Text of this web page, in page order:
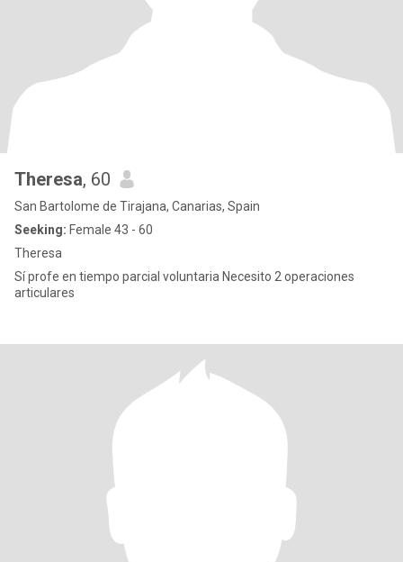
Theresa, 60
San Bartolome de Tirajana, Canarias, Spain
Seeking: Female 43 - 60
Theresa
Sí profe en tiempo parcial voluntaria Necesito 2 operaciones
articulares